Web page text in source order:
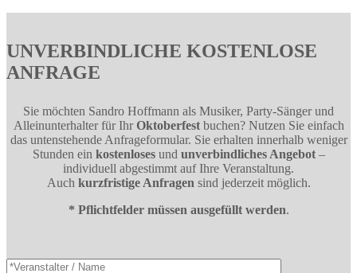
UNVERBINDLICHE KOSTENLOSE
ANFRAGE
Sie möchten Sandro Hoffmann als Musiker, Party-Sänger und
Alleinunterhalter für IhrOktoberfestbuchen? Nutzen Sie einfach
das untenstehende Anfrageformular. Sie erhalten innerhalb weniger
Stunden ein kostenlosesund unverbindliches Angebot–
individuell abgestimmt auf Ihre Veranstaltung.
Auch kurzfristige Anfragen sind jederzeit möglich.
* Pflichtfelder müssen ausgefüllt werden.